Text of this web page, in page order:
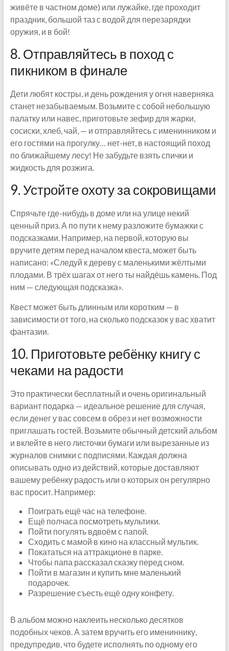
живёте в частном доме) или лужайке, где проходит
праздник, большой таз с водой для перезарядки
оружия, и в бой!
8. Отправляйтесь в поход с
пикником в финале
Дети любят костры, и день рождения у огня наверняка
станет незабываемым. Возьмите с собой небольшую
палатку или навес, приготовьте зефир для жарки,
сосиски, хлеб, чай, — и отправляйтесь с именинником и
его гостями на прогулку… нет-нет, в настоящий поход
по ближайшему лесу! Не забудьте взять спички и
жидкость для розжига.
9. Устройте охоту за сокровищами
Спрячьте где-нибудь в доме или на улице некий
ценный приз. А по пути к нему разложите бумажки с
подсказками. Например, на первой, которую вы
вручите детям перед началом квеста, может быть
написано: «Следуй к дереву с маленькими жёлтыми
плодами. В трёх шагах от него ты найдёшь камень. Под
ним — следующая подсказка».
Квест может быть длинным или коротким — в
зависимости от того, на сколько подсказок у вас хватит
фантазии.
10. Приготовьте ребёнку книгу с
чеками на радости
Это практически бесплатный и очень оригинальный
вариант подарка — идеальное решение для случая,
если денег у вас совсем в обрез и нет возможности
приглашать гостей. Возьмите обычный детский альбом
и вклейте в него листочки бумаги или вырезанные из
журналов снимки с подписями. Каждая должна
описывать одно из действий, которые доставляют
вашему ребёнку радость или о которых он регулярно
вас просит. Например:
Поиграть ещё час на телефоне.
Ещё полчаса посмотреть мультики.
Пойти погулять вдвоём с папой.
Сходить с мамой в кино на классный мультик.
Покататься на аттракционе в парке.
Чтобы папа рассказал сказку перед сном.
Пойти в магазин и купить мне маленький
подарочек.
Разрешение съесть ещё одну конфету.
В альбом можно наклеить несколько десятков
подобных чеков. А затем вручить его имениннику,
предупредив, что будете исполнять по одному его